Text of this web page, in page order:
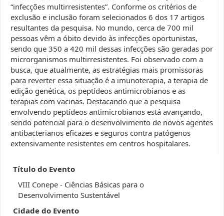
“infecções multirresistentes”. Conforme os critérios de
exclusão e inclusão foram selecionados 6 dos 17 artigos
resultantes da pesquisa. No mundo, cerca de 700 mil
pessoas vêm a óbito devido às infecções oportunistas,
sendo que 350 a 420 mil dessas infecções são geradas por
microrganismos multirresistentes. Foi observado com a
busca, que atualmente, as estratégias mais promissoras
para reverter essa situação é a imunoterapia, a terapia de
edição genética, os peptídeos antimicrobianos e as
terapias com vacinas. Destacando que a pesquisa
envolvendo peptídeos antimicrobianos está avançando,
sendo potencial para o desenvolvimento de novos agentes
antibacterianos eficazes e seguros contra patógenos
extensivamente resistentes em centros hospitalares.
Título do Evento
VIII Conepe - Ciências Básicas para o
Desenvolvimento Sustentável
Cidade do Evento